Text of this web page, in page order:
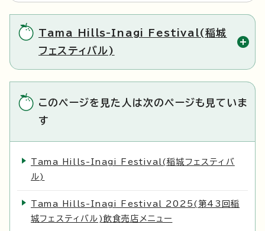
Tama Hills-Inagi Festival(稲城
フェスティバル)
このページを見た人は次のページも見ていま
す
Tama Hills-Inagi Festival(稲城フェスティバ
ル)
Tama Hills-Inagi Festival 2025(第43回稲
城フェスティバル)飲食売店メニュー